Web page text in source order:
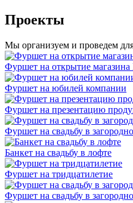
Проекты
Мы организуем и проведем
Фуршет на открытие магазина
Фуршет на юбилей компании
Фуршет на презентацию
Фуршет на свадьбу в
Банкет на свадьбу в лофте
Фуршет на тридцатилетие
Фуршет на свадьбу в